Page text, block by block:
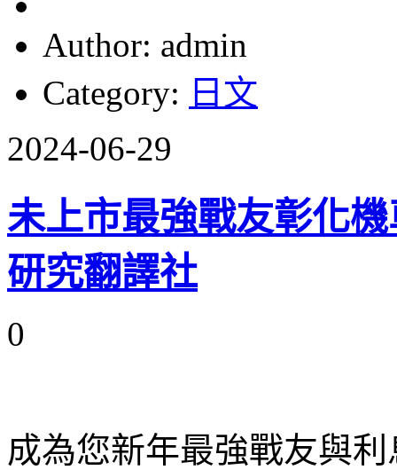
Author: admin
Category: 日文
2024-06-29
未上市最強戰友彰化
研究翻譯社
0
成為您新年最強戰友與